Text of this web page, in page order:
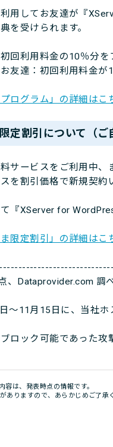
用してお友達が『
を受けられます。
回利用料金の10％分を
友達：初回利用料金が
プログラム」の詳細はこ
定割引について（ご
サービスをご利用中、
を割引価格で新規契約
『XServer for
ま限定割引」の詳細はこ
Dataprovider.com 調
〜11月15日に、当社ホ
ック可能であった攻
容は、発表時点の情報です。
ありますので、あらかじめご了承